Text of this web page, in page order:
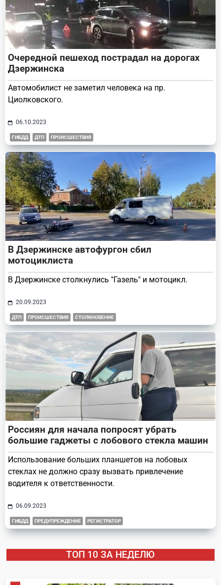
Очередной пешеход пострадал на дорогах
Дзержинска
Автомобилист не заметил человека на пр.
Циолковского.
06.10.2023
ГИБДД ДТП ПРОИСШЕСТВИЯ
В Дзержинске автофургон сбил
мотоциклиста
В Дзержинске столкнулись "Газель" и мотоцикл.
20.09.2023
ДТП ПРОИСШЕСТВИЯ СТОЛКНОВЕНИЕ
Россиян для начала попросят убрать
большие гаджеты с лобового стекла машин
Использование больших планшетов на лобовых
стеклах не должно сразу вызвать привлечение
водителя к ответственности.
06.09.2023
ГИБДД ПРЕДУПРЕЖДЕНИЕ РЕГИСТРАТОР
ТОП 10 ЗА НЕДЕЛЮ